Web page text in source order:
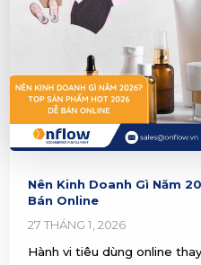
Nên Kinh Doanh Gì Năm
Bán Online
27 THÁNG 1, 2026
Hành vi tiêu dùng online